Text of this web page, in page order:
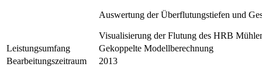
Auswertung der Überflutungstiefen und
Visualisierung der Flutung des HRB
Leistungsumfang
Gekoppelte Modellberechnung
Bearbeitungszeitraum
2013